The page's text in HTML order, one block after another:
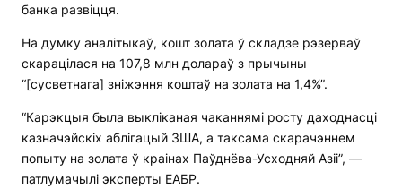
банка развіцця.
На думку аналітыкаў, кошт золата ў складзе рэзерваў
скарацілася на 107,8 млн долараў з прычыны
“[сусветнага] зніжэння коштаў на золата на 1,4%”.
“Карэкцыя была выкліканая чаканнямі росту даходнасці
казначэйскіх аблігацый ЗША, а таксама скарачэннем
попыту на золата ў краінах Паўднёва-Усходняй Азіі”, —
патлумачылі эксперты ЕАБР.